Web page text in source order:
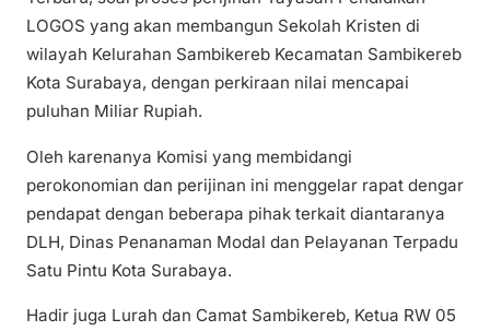
LOGOS yang akan membangun Sekolah Kristen di
wilayah Kelurahan Sambikereb Kecamatan Sambikereb
Kota Surabaya, dengan perkiraan nilai mencapai
puluhan Miliar Rupiah.
Oleh karenanya Komisi yang membidangi
perokonomian dan perijinan ini menggelar rapat dengar
pendapat dengan beberapa pihak terkait diantaranya
DLH, Dinas Penanaman Modal dan Pelayanan Terpadu
Satu Pintu Kota Surabaya.
Hadir juga Lurah dan Camat Sambikereb, Ketua RW 05